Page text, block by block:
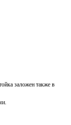
заложен также в